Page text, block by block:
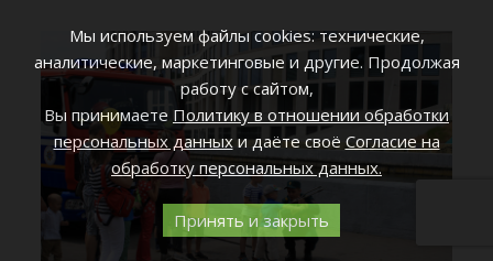
Мы используем файлы cookies: технические,
аналитические, маркетинговые и другие. Продолжая
работу с сайтом,
Вы принимаете Политику в отношении обработки
персональных данныхи даёте своё Согласие на
обработку персональных данных.
Принять и закрыть